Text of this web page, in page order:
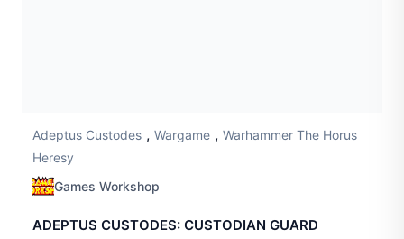
Adeptus Custodes , Wargame , Warhammer The Horus
Heresy
Games Workshop
ADEPTUS CUSTODES: CUSTODIAN GUARD